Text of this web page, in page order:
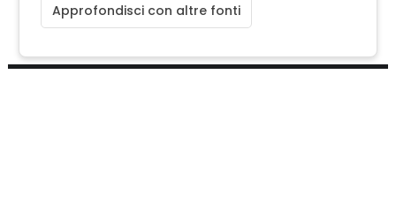
Approfondisci con altre fonti